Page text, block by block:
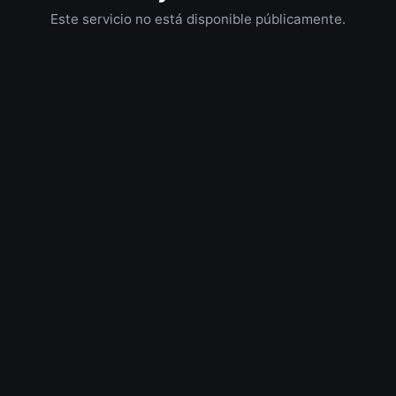
Este servicio no está disponible públicamente.